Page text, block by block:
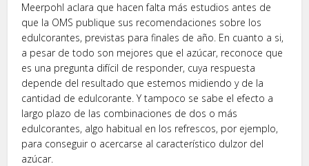
Meerpohl aclara que hacen falta más estudios antes de
que la OMS publique sus recomendaciones sobre los
edulcorantes, previstas para finales de año. En cuanto a si,
a pesar de todo son mejores que el azúcar, reconoce que
es una pregunta difícil de responder, cuya respuesta
depende del resultado que estemos midiendo y de la
cantidad de edulcorante. Y tampoco se sabe el efecto a
largo plazo de las combinaciones de dos o más
edulcorantes, algo habitual en los refrescos, por ejemplo,
para conseguir o acercarse al característico dulzor del
azúcar.